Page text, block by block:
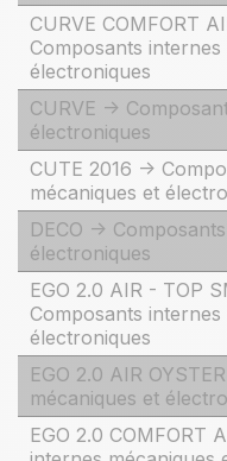
CURVE COMFORT
Composants
électroniques
CURVE ->
électroniques
CUTE 2016 ->
mécaniques et
DECO ->
électroniques
EGO 2.0 AIR - TOP
Composants
électroniques
EGO 2.0 AIR
mécaniques et
EGO 2.0 COMFORT